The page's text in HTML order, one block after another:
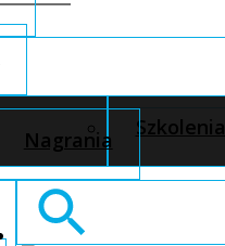
Szkolenia
Nagrania